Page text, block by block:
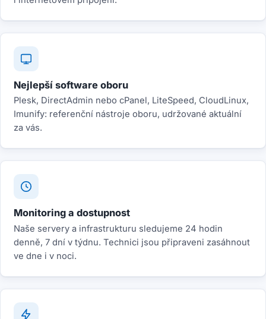
Nejlepší software oboru
Plesk, DirectAdmin nebo cPanel, LiteSpeed, CloudLinux,
Imunify: referenční nástroje oboru, udržované aktuální
za vás.
Monitoring a dostupnost
Naše servery a infrastrukturu sledujeme 24 hodin
denně, 7 dní v týdnu. Technici jsou připraveni zasáhnout
ve dne i v noci.